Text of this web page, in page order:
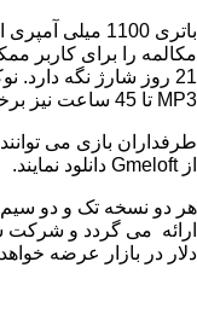
برای کاربر ممکن می
بازی می توانند از
دانلود نمایند.
عرضه خواهد کرد.